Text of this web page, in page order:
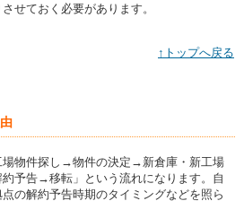
せておく必要があります。
↑トップへ戻る
場物件探し→物件の決定→新倉庫・新工場
予告→移転」という流れになります。自
の解約予告時期のタイミングなどを照ら